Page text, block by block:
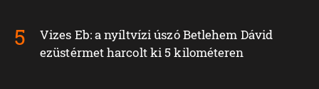
Vizes Eb: a nyíltvízi úszó Betlehem Dávid
ezüstérmet harcolt ki 5 kilométeren